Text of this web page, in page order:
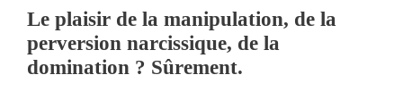
Le plaisir de la manipulation, de la
perversion narcissique, de la
domination ? Sûrement.